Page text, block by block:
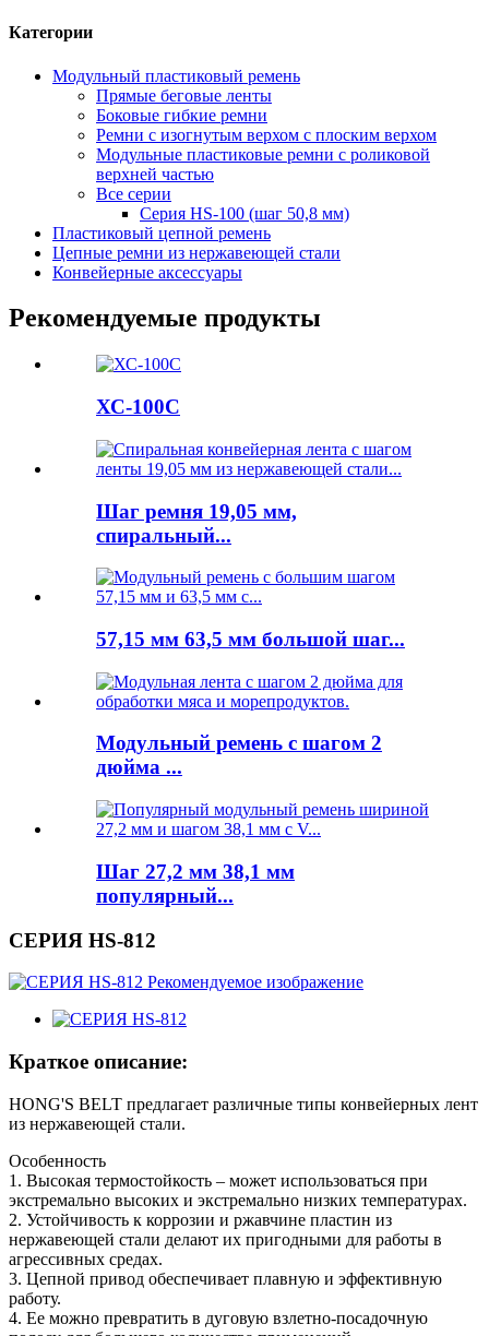
Категории
Модульный пластиковый ремень
Прямые беговые ленты
Боковые гибкие ремни
Ремни с изогнутым верхом с плоским верхом
Модульные пластиковые ремни с роликовой
верхней частью
Все серии
Серия HS-100 (шаг 50,8 мм)
Пластиковый цепной ремень
Цепные ремни из нержавеющей стали
Конвейерные аксессуары
Рекомендуемые продукты
ХС-100С
Шаг ремня 19,05 мм,
спиральный...
57,15 мм 63,5 мм большой шаг...
Модульный ремень с шагом 2
дюйма ...
Шаг 27,2 мм 38,1 мм
популярный...
СЕРИЯ HS-812
Краткое описание:
HONG'S BELT предлагает различные типы конвейерных лент
из нержавеющей стали.
Особенность
1. Высокая термостойкость – может использоваться при
экстремально высоких и экстремально низких температурах.
2. Устойчивость к коррозии и ржавчине пластин из
нержавеющей стали делают их пригодными для работы в
агрессивных средах.
3. Цепной привод обеспечивает плавную и эффективную
работу.
4. Ее можно превратить в дуговую взлетно-посадочную